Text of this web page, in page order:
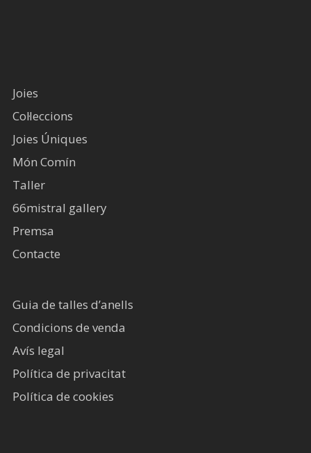
Joies
Col·leccions
Joies Úniques
Món Comín
Taller
66mistral gallery
Premsa
Contacte
Guia de talles d’anells
Condicions de venda
Avís legal​
Política de privacitat
Política de cookies